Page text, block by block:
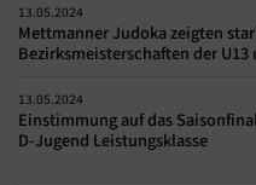
13.05.2024
Mettmanner Judoka zeigten
Bezirksmeisterschaften der
13.05.2024
Einstimmung auf das
D-Jugend Leistungsklasse